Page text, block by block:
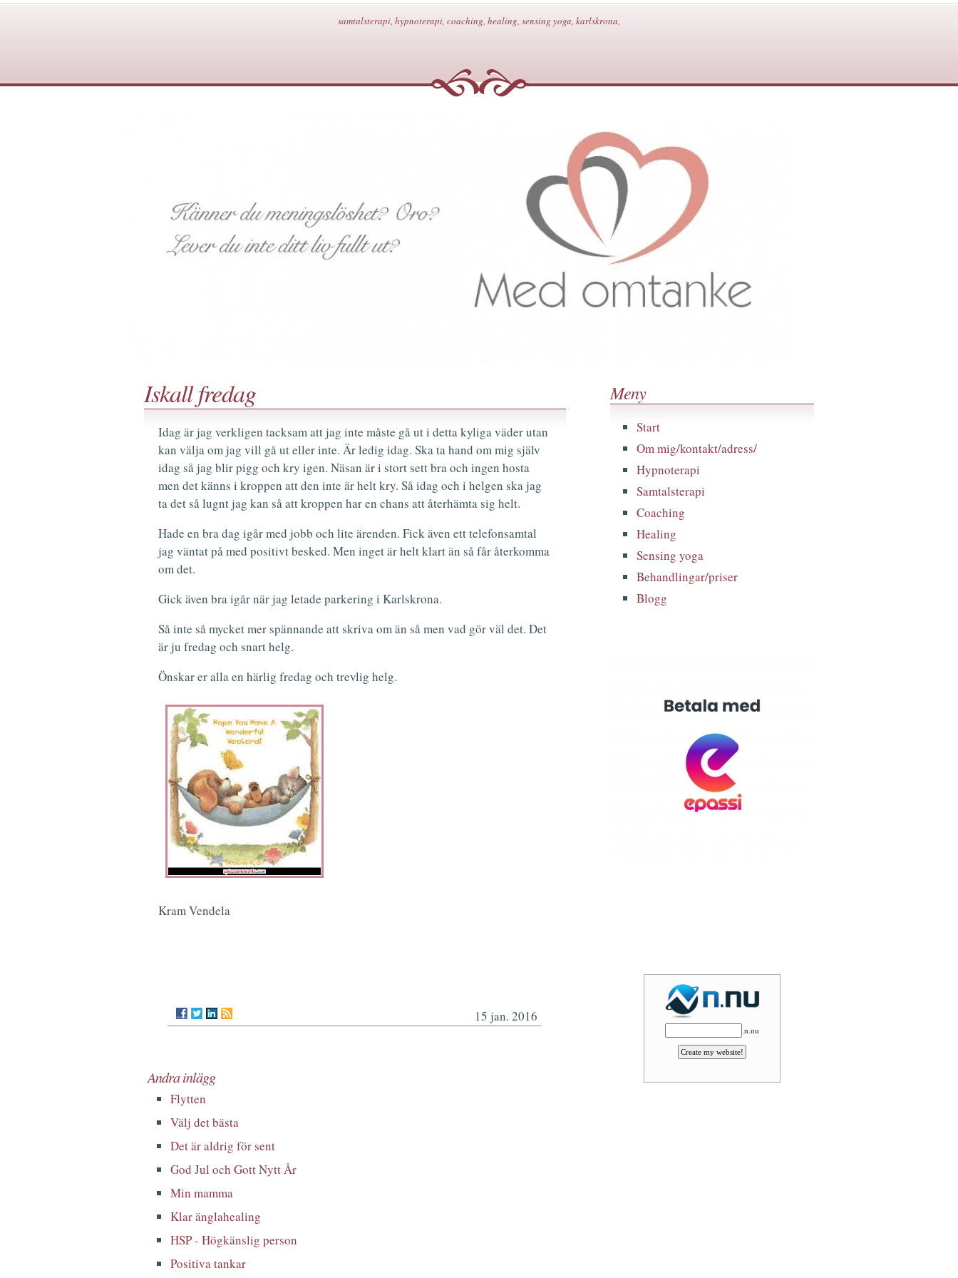
samtalsterapi, hypnoterapi, coaching, healing, sensing yoga, karlskrona,
Iskall fredag
Idag är jag verkligen tacksam att jag inte måste gå ut i detta kyliga väder utan
kan välja om jag vill gå ut eller inte. Är ledig idag. Ska ta hand om mig själv
idag så jag blir pigg och kry igen. Näsan är i stort sett bra och ingen hosta
men det känns i kroppen att den inte är helt kry. Så idag och i helgen ska jag
ta det så lugnt jag kan så att kroppen har en chans att återhämta sig helt.
Hade en bra dag igår med jobb och lite ärenden. Fick även ett telefonsamtal
jag väntat på med positivt besked. Men inget är helt klart än så får återkomma
om det.
Gick även bra igår när jag letade parkering i Karlskrona.
Så inte så mycket mer spännande att skriva om än så men vad gör väl det. Det
är ju fredag och snart helg.
Önskar er alla en härlig fredag och trevlig helg.
Kram Vendela
15 jan. 2016
Andra inlägg
Flytten
Välj det bästa
Det är aldrig för sent
God Jul och Gott Nytt År
Min mamma
Klar änglahealing
HSP - Högkänslig person
Positiva tankar
Meny
Start
Om mig/kontakt/adress/
Hypnoterapi
Samtalsterapi
Coaching
Healing
Sensing yoga
Behandlingar/priser
Blogg
.n.nu